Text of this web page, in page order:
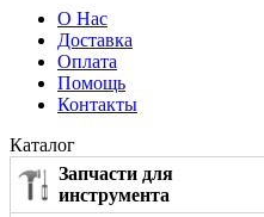
О Нас
Доставка
Оплата
Помощь
Контакты
Каталог
Запчасти для
инструмента